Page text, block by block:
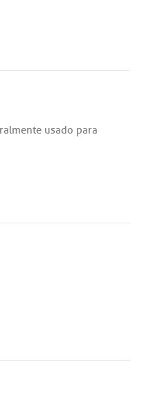
usado para